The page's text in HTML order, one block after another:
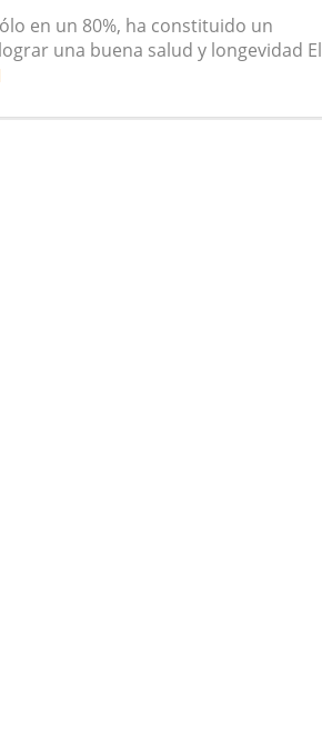
en un 80%, ha constituido un
una buena salud y longevidad El